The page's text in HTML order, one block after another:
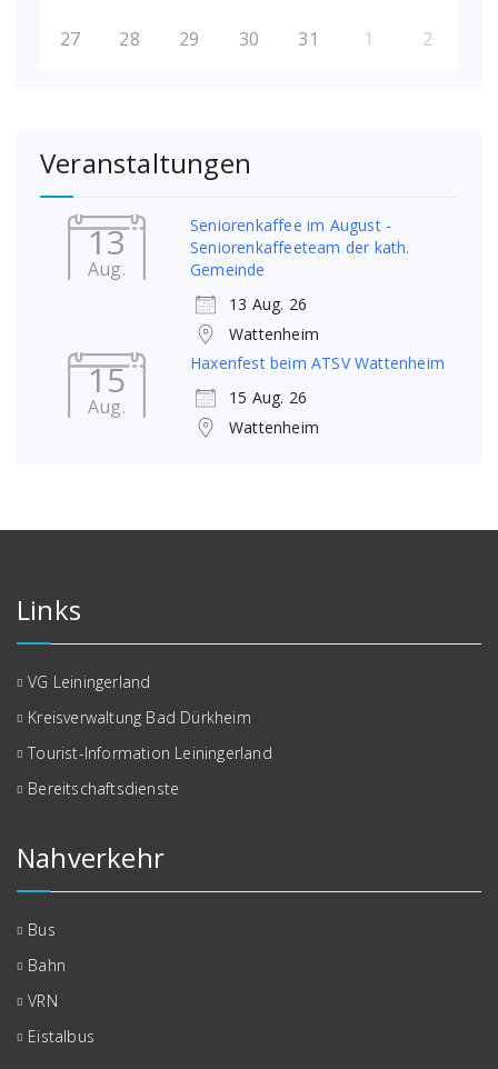
27 28 29 30 31 1 2
Veranstaltungen
13
Aug.
Seniorenkaffee im August -
Seniorenkaffeeteam der kath.
Gemeinde
13 Aug. 26
Wattenheim
15
Aug.
Haxenfest beim ATSV Wattenheim
15 Aug. 26
Wattenheim
Links
VG Leiningerland
Kreisverwaltung Bad Dürkheim
Tourist-Information Leiningerland
Bereitschaftsdienste
Nahverkehr
Bus
Bahn
VRN
Eistalbus